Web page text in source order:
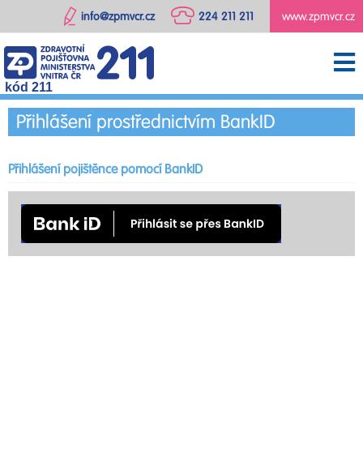
www.zpmvcr.cz
224 211 211
info@zpmvcr.cz
kód 211
Přihlášení prostřednictvím BankID
Přihlášení pojištěnce pomocí BankID